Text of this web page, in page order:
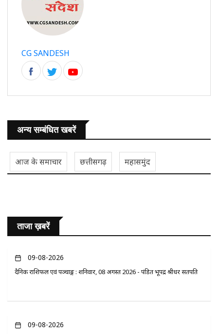
CG SANDESH
अन्य सम्बंधित खबरें
आज के समाचार छत्तीसगढ़ महासमुंद
ताजा ख़बरें
09-08-2026
दैनिक राशिफल एवं पञ्चाङ्ग : शनिवार, 08 अगस्त 2026 - पंडित भूपेंद्र श्रीधर सतपति
09-08-2026